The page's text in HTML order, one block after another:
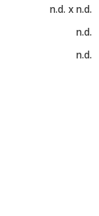
n.d. x n.d.
n.d.
n.d.